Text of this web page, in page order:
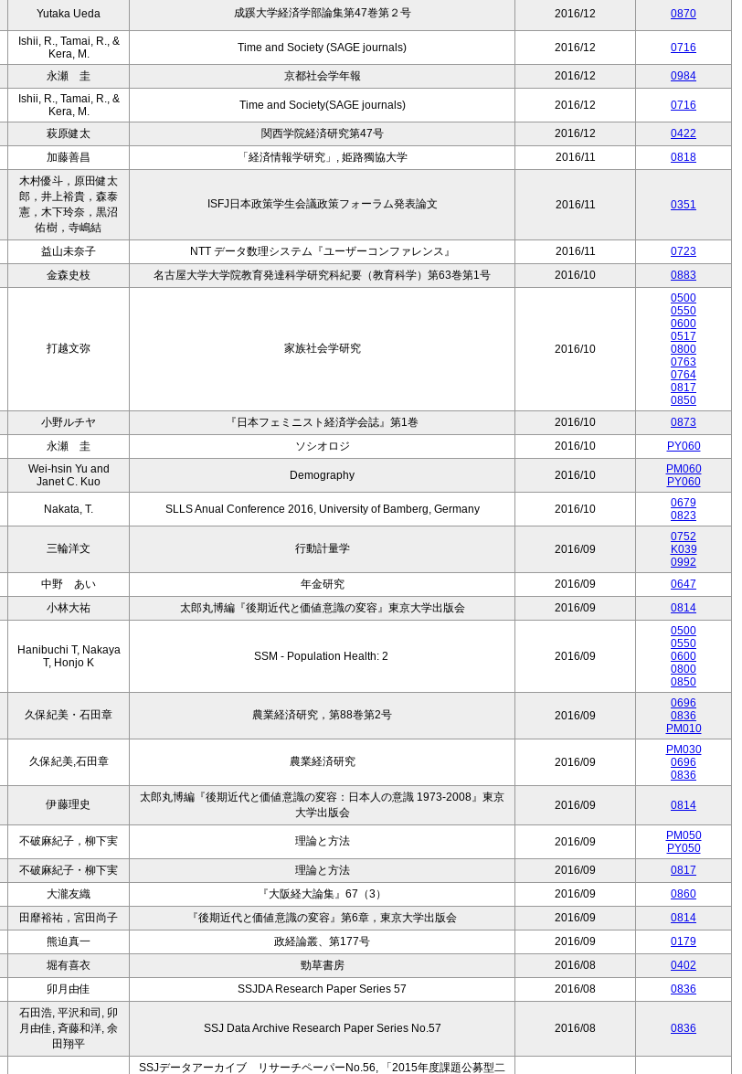
Yutaka Ueda 成蹊大学経済学部論集第47巻第２号 2016/12 0870
Ishii, R., Tamai, R., &
Kera, M.
Time and Society (SAGE journals) 2016/12 0716
永瀬 圭 京都社会学年報 2016/12
0984
Ishii, R., Tamai, R., &
Kera, M.
Time and Society(SAGE journals) 2016/12 0716
萩原健太 関西学院経済研究第47号 2016/12
0422
加藤善昌 「経済情報学研究」, 姫路獨協大学 2016/11 0818
木村優斗，原田健太
郎，井上裕貴，森泰
憲，木下玲奈，黒沼
佑樹，寺嶋結
ISFJ日本政策学生会議政策フォーラム発表論文 2016/11 0351
益山未奈子 NTT データ数理システム『ユーザーコンファレンス』 2016/11
0723
金森史枝 名古屋大学大学院教育発達科学研究科紀要（教育科学）第63巻第1号 2016/10 0883
打越文弥 家族社会学研究 2016/10
0500
0550
0600
0517
0800
0763
0764
0817
0850
小野ルチヤ 『日本フェミニスト経済学会誌』第1巻 2016/10
0873
永瀬 圭 ソシオロジ 2016/10 PY060
Wei-hsin Yu and
Janet C. Kuo
Demography 2016/10
PM060
PY060
Nakata, T. SLLS Anual Conference 2016, University of Bamberg, Germany 2016/10
0679
0823
三輪洋文 行動計量学 2016/09
0752
K039
0992
中野 あい 年金研究 2016/09
0647
小林大祐 太郎丸博編『後期近代と価値意識の変容』東京大学出版会 2016/09 0814
Hanibuchi T, Nakaya
T, Honjo K
SSM - Population Health: 2 2016/09
0500
0550
0600
0800
0850
久保紀美・石田章 農業経済研究，第88巻第2号 2016/09
0696
0836
PM010
久保紀美,石田章 農業経済研究 2016/09
PM030
0696
0836
伊藤理史
太郎丸博編『後期近代と価値意識の変容：日本人の意識 1973-2008』東京
大学出版会
2016/09 0814
不破麻紀子，柳下実 理論と方法 2016/09
PM050
PY050
不破麻紀子・柳下実 理論と方法 2016/09
0817
大瀧友織 『大阪経大論集』67（3） 2016/09
0860
田靡裕祐，宮田尚子 『後期近代と価値意識の変容』第6章，東京大学出版会 2016/09
0814
熊迫真一 政経論叢、第177号 2016/09
0179
堀有喜衣 勁草書房 2016/08
0402
卯月由佳 SSJDA Research Paper Series 57 2016/08 0836
石田浩, 平沢和司, 卯
月由佳, 斉藤和洋, 余
田翔平
SSJ Data Archive Research Paper Series No.57 2016/08 0836
SSJデータアーカイブ リサーチペーパーNo.56, 「2015年度課題公募型二